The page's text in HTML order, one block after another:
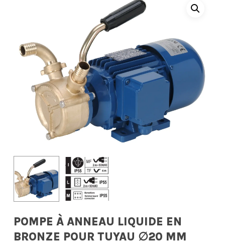
POMPE À ANNEAU LIQUIDE EN
BRONZE POUR TUYAU ∅20 MM